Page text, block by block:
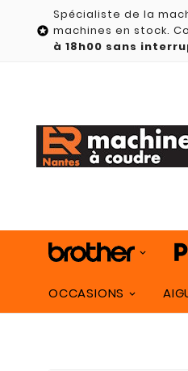

Spécialiste de la
machines en stock.
à 18h00 sans
OCCASIONS